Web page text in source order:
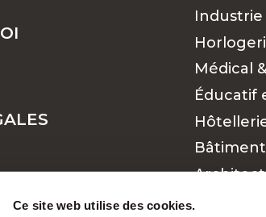
Ce site web utilise des cookies.
Industrie
Médical
Éducatif
Bâtiment